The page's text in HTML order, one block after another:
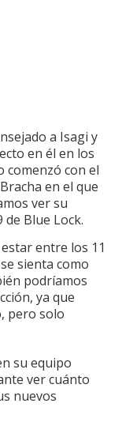
a Isagi y
en él en los
comenzó con el
en el que
ver su
Blue Lock.
entre los 11
sienta como
podríamos
ya que
pero solo
su equipo
ver cuánto
nuevos